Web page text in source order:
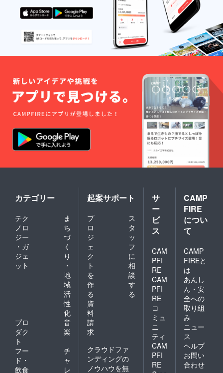
カテゴリー
テク
ノロ
ジー
・ガ
ジェ
ット
ま
ち
づ
く
り
・
地
域
活
性
化
プロ
ダク
ト
音
楽
フー
ド・
飲食
チ
ャ
レ
起案サポート
プ
ロ
ジ
ェ
ク
ト
を
作
る
ス
タ
ッ
フ
に
相
談
す
る
資
料
請
求
クラウドファ
ンディングの
ノウハウを無
サ
ー
ビ
ス
CAM
PFI
RE
CAM
PFI
RE
コ
ミュ
ニ
ティ
CAM
PFI
RE
CAMP
FIRE
につい
て
CAMP
FIREと
は
あんし
ん・安
全への
取り組
み
ニュー
ス
ヘルプ
お問い
合わせ